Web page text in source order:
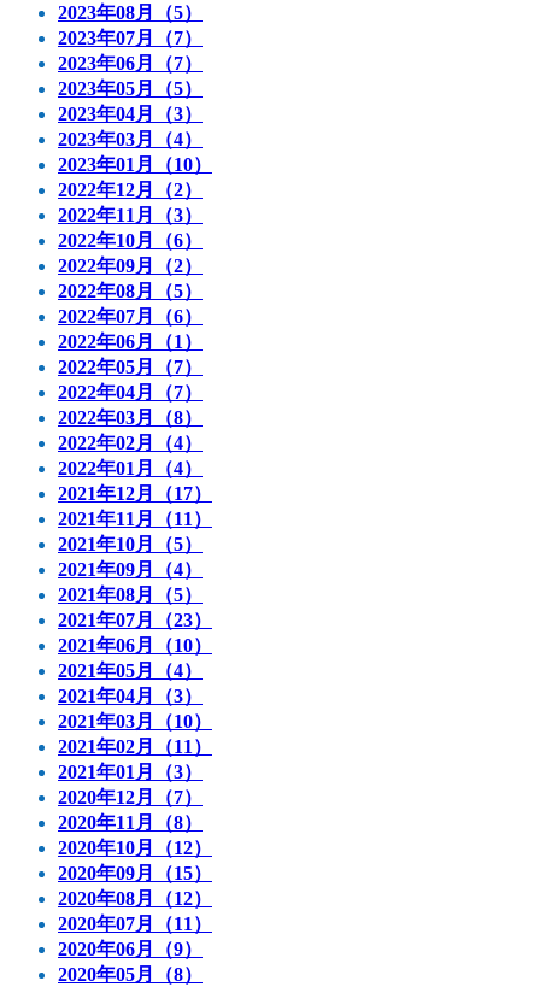
2023年08月（5）
2023年07月（7）
2023年06月（7）
2023年05月（5）
2023年04月（3）
2023年03月（4）
2023年01月（10）
2022年12月（2）
2022年11月（3）
2022年10月（6）
2022年09月（2）
2022年08月（5）
2022年07月（6）
2022年06月（1）
2022年05月（7）
2022年04月（7）
2022年03月（8）
2022年02月（4）
2022年01月（4）
2021年12月（17）
2021年11月（11）
2021年10月（5）
2021年09月（4）
2021年08月（5）
2021年07月（23）
2021年06月（10）
2021年05月（4）
2021年04月（3）
2021年03月（10）
2021年02月（11）
2021年01月（3）
2020年12月（7）
2020年11月（8）
2020年10月（12）
2020年09月（15）
2020年08月（12）
2020年07月（11）
2020年06月（9）
2020年05月（8）